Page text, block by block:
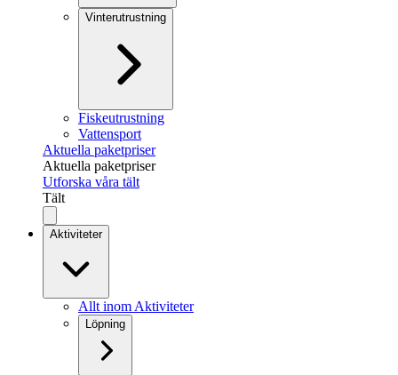
Vinterutrustning
Fiskeutrustning
Vattensport
Aktuella paketpriser
Aktuella paketpriser
Utforska våra tält
Tält
Aktiviteter
Allt inom Aktiviteter
Löpning